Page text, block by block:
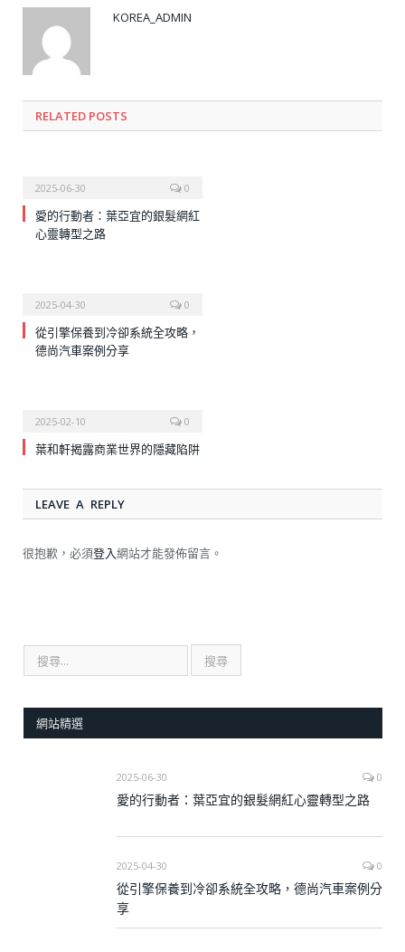
KOREA_ADMIN
RELATED POSTS
2025-06-30 0
愛的行動者：葉亞宜的銀髮網紅
心靈轉型之路
2025-04-30 0
從引擎保養到冷卻系統全攻略，
德尚汽車案例分享
2025-02-10 0
葉和軒揭露商業世界的隱藏陷阱
LEAVE A REPLY
很抱歉，必須登入網站才能發佈留言。
網站精選
2025-06-30 0
愛的行動者：葉亞宜的銀髮網紅心靈轉型之路
2025-04-30 0
從引擎保養到冷卻系統全攻略，德尚汽車案例分
享